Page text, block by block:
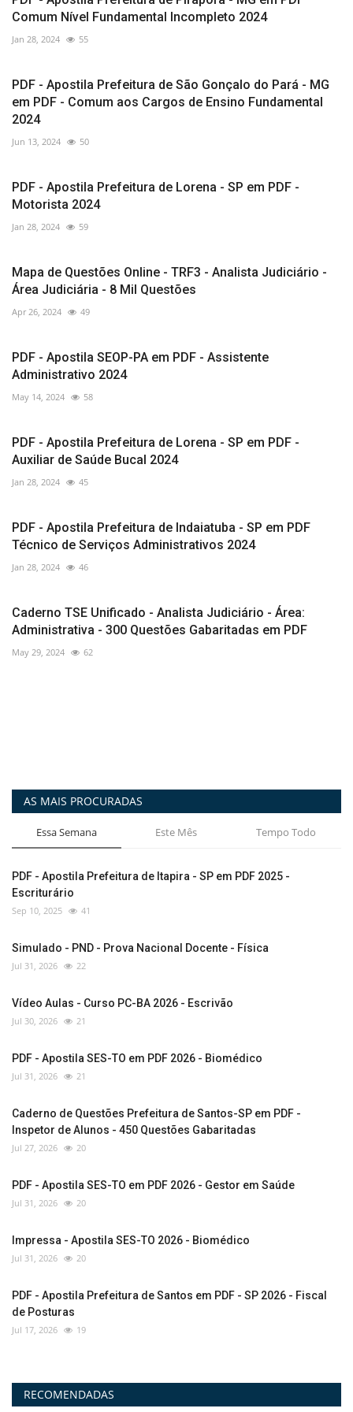
Comum Nível Fundamental Incompleto 2024
Jan 28, 2024 55
PDF - Apostila Prefeitura de São Gonçalo do Pará - MG
em PDF - Comum aos Cargos de Ensino Fundamental
2024
Jun 13, 2024 50
PDF - Apostila Prefeitura de Lorena - SP em PDF -
Motorista 2024
Jan 28, 2024 59
Mapa de Questões Online - TRF3 - Analista Judiciário -
Área Judiciária - 8 Mil Questões
Apr 26, 2024 49
PDF - Apostila SEOP-PA em PDF - Assistente
Administrativo 2024
May 14, 2024 58
PDF - Apostila Prefeitura de Lorena - SP em PDF -
Auxiliar de Saúde Bucal 2024
Jan 28, 2024 45
PDF - Apostila Prefeitura de Indaiatuba - SP em PDF
Técnico de Serviços Administrativos 2024
Jan 28, 2024 46
Caderno TSE Unificado - Analista Judiciário - Área:
Administrativa - 300 Questões Gabaritadas em PDF
May 29, 2024 62
AS MAIS PROCURADAS
Essa Semana Este Mês Tempo Todo
PDF - Apostila Prefeitura de Itapira - SP em PDF 2025 -
Escriturário
Sep 10, 2025 41
Simulado - PND - Prova Nacional Docente - Física
Jul 31, 2026 22
Vídeo Aulas - Curso PC-BA 2026 - Escrivão
Jul 30, 2026 21
PDF - Apostila SES-TO em PDF 2026 - Biomédico
Jul 31, 2026 21
Caderno de Questões Prefeitura de Santos-SP em PDF -
Inspetor de Alunos - 450 Questões Gabaritadas
Jul 27, 2026 20
PDF - Apostila SES-TO em PDF 2026 - Gestor em Saúde
Jul 31, 2026 20
Impressa - Apostila SES-TO 2026 - Biomédico
Jul 31, 2026 20
PDF - Apostila Prefeitura de Santos em PDF - SP 2026 - Fiscal
de Posturas
Jul 17, 2026 19
RECOMENDADAS